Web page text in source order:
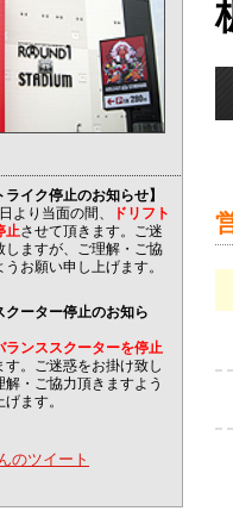
ライク停止のお知らせ】
より当面の間、
ドリフト
止させて頂きます。ご迷
しますが、ご理解・ご協
うお願い申し上げます。
クーター停止のお知ら
ランススクーターを停止
す。ご迷惑をお掛け致し
解・ご協力頂きますよう
ます。
のツイート